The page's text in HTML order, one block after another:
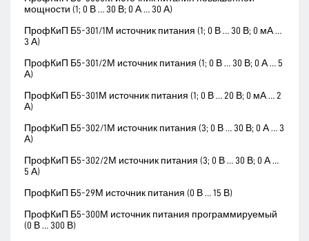
мощности (1; 0 В … 30 В; 0 А … 30 А)
ПрофКиП Б5-301/1М источник питания (1; 0 В … 30 В; 0 мА …
3 А)
ПрофКиП Б5-301/2М источник питания (1; 0 В … 30 В; 0 А … 5
А)
ПрофКиП Б5-301М источник питания (1; 0 В … 20 В; 0 мА … 2
А)
ПрофКиП Б5-302/1М источник питания (3; 0 В … 30 В; 0 А … 3
А)
ПрофКиП Б5-302/2М источник питания (3; 0 В … 30 В; 0 А …
5 А)
ПрофКиП Б5-29М источник питания (0 В … 15 В)
ПрофКиП Б5-300М источник питания программируемый
(0 В … 300 В)